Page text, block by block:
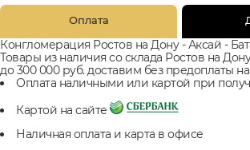
Оплата
Конгломерация Ростов на Дону - Аксай -
Товары из наличия со склада Ростов на Дону
до 300 000 руб. доставим без предоплаты
Оплата наличными или картой при
Картой на сайте
Наличная оплата и карта в офисе